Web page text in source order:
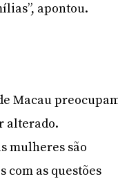
apontou.
Macau
alterado.
mulheres são
com as questões